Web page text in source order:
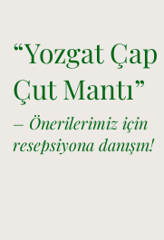
“Yozgat Çap
Çut Mantı”
– Önerilerimiz için
resepsiyona danışın!